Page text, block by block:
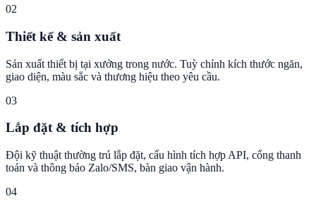
02
Thiết kế & sản xuất
Sản xuất thiết bị tại xưởng trong nước. Tuỳ chỉnh kích thước ngăn,
giao diện, màu sắc và thương hiệu theo yêu cầu.
03
Lắp đặt & tích hợp
Đội kỹ thuật thường trú lắp đặt, cấu hình tích hợp API, cổng thanh
toán và thông báo Zalo/SMS, bàn giao vận hành.
04